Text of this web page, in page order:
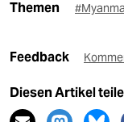
Themen
Feedback
Diesen Artikel